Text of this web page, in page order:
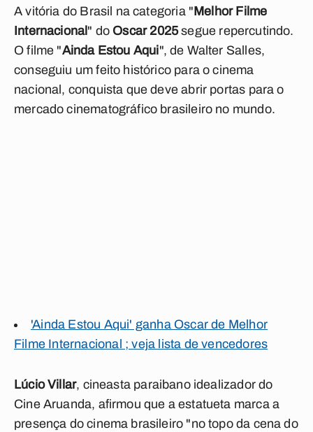
A vitória do Brasil na categoria " Melhor Filme
Internacional " do Oscar 2025segue repercutindo.
O filme "Ainda Estou Aqui", de Walter Salles,
conseguiu um feito histórico para o cinema
nacional, conquista que deve abrir portas para o
mercado cinematográfico brasileiro no mundo.
'Ainda Estou Aqui' ganha Oscar de Melhor
Filme Internacional ; veja lista de vencedores
Lúcio Villar, cineasta paraibano idealizador do
Cine Aruanda, afirmou que a estatueta marca a
presença do cinema brasileiro "no topo da cena do